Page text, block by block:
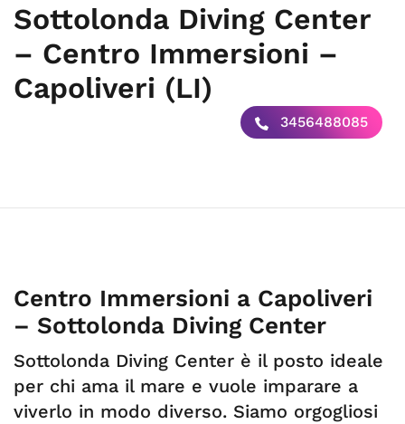
Sottolonda Diving Center
– Centro Immersioni –
Capoliveri (LI)
3456488085
Centro Immersioni a Capoliveri
– Sottolonda Diving Center
Sottolonda Diving Center è il posto ideale
per chi ama il mare e vuole imparare a
viverlo in modo diverso. Siamo orgogliosi